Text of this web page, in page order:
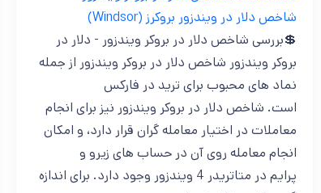
شاخص دلار در ویندزور بروکرز (Windsor)
💲بررسی شاخص دلار در بروکر ویندزور - دلار در
بروکر ویندزور شاخص دلار در بروکر ویندزور از جمله
نماد های محبوب برای ترید در فارکس
است. شاخص دلار در بروکر ویندزور نیز برای انجام
معاملات در اختیار معامله گران قرار دارد، و امکان
انجام معامله روی آن در حساب های زیرو و
پرایم در متاتریدر 4 ویندزور وجود دارد. برای اندازه